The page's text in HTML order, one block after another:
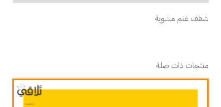
شقف غنم مشوية
منتجات ذات صلة